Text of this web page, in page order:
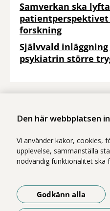
Den här webbplatsen
Vi använder kakor, cookies,
upplevelse, sammanställa
nödvändig funktionalitet ska
Godkänn alla
Samverkan ska lyfta
forskning
Självvald
psykiatrin större
- Klicka för att öppna
För forskare
Vår kurskatalog